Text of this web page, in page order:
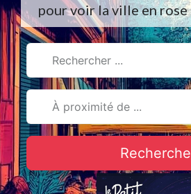
pour voir la ville en rose
Recherche